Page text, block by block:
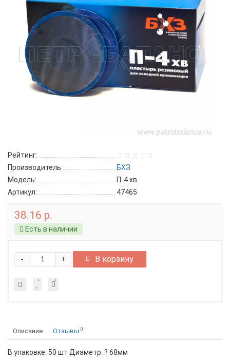
Рейтинг:
Производитель:
БХЗ
Модель:
П-4 хв
Артикул:
47465
38.16 р.
Есть в наличии
+
- В корзину
Описание Отзывы 0
В упаковке: 50 шт Диаметр: ? 68мм